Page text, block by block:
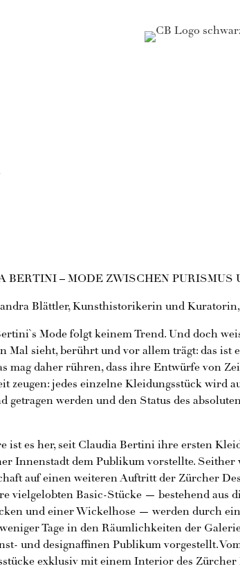
BERTINI – MODE ZWISCHEN PURISMUS
Blättler, Kunsthistorikerin und Kuratorin,
Mode folgt keinem Trend. Und doch
Mal sieht, berührt und vor allem trägt: das ist
mag daher rühren, dass ihre Entwürfe von
zeugen: jedes einzelne Kleidungsstück wird
getragen werden und den Status des
ist es her, seit Claudia Bertini ihre ersten
Innenstadt dem Publikum vorstellte. Seither
auf einen weiteren Auftritt der Zürcher
vielgelobten Basic-Stücke — bestehend aus
und einer Wickelhose — werden durch
Tage in den Räumlichkeiten der
und designaffinen Publikum vorgestellt.
exklusiv mit einem Interior des Zürcher